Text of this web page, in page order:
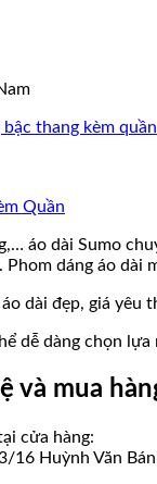
thang kèm quần
Quần
áo dài Sumo
dáng áo dài
dài đẹp, giá yêu
dễ dàng chọn
và mua
cửa hàng:
16 Huỳnh Văn